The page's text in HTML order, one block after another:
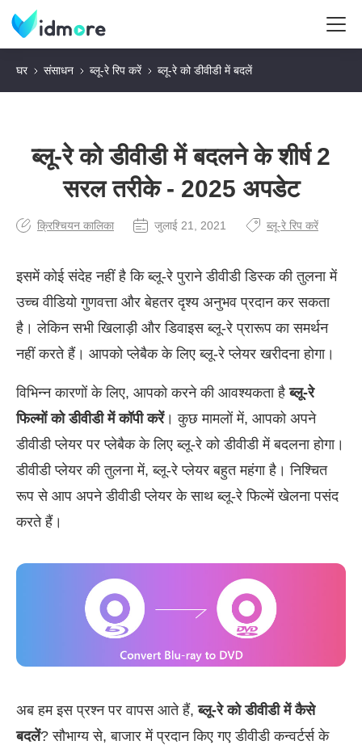
घर संसाधन ब्लू-रे रिप करें ब्लू-रे को डीवीडी में बदलें
ब्लू-रे को डीवीडी में बदलने के शीर्ष 2
सरल तरीके - 2025 अपडेट
क्रिश्चियन कालिका जुलाई 21, 2021 ब्लू-रे रिप करें
इसमें कोई संदेह नहीं है कि ब्लू-रे पुराने डीवीडी डिस्क की तुलना में
उच्च वीडियो गुणवत्ता और बेहतर दृश्य अनुभव प्रदान कर सकता
है। लेकिन सभी खिलाड़ी और डिवाइस ब्लू-रे प्रारूप का समर्थन
नहीं करते हैं। आपको प्लेबैक के लिए ब्लू-रे प्लेयर खरीदना होगा।
विभिन्न कारणों के लिए, आपको करने की आवश्यकता हैब्लू-रे
फिल्मों को डीवीडी में कॉपी करें। कुछ मामलों में, आपको अपने
डीवीडी प्लेयर पर प्लेबैक के लिए ब्लू-रे को डीवीडी में बदलना होगा।
डीवीडी प्लेयर की तुलना में, ब्लू-रे प्लेयर बहुत महंगा है। निश्चित
रूप से आप अपने डीवीडी प्लेयर के साथ ब्लू-रे फिल्में खेलना पसंद
करते हैं।
अब हम इस प्रश्न पर वापस आते हैं,ब्लू-रे को डीवीडी में कैसे
बदलें? सौभाग्य से, बाजार में प्रदान किए गए डीवीडी कन्वर्टर्स के